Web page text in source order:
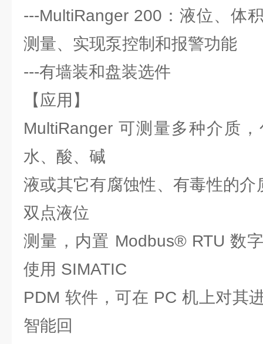
---MultiRanger 200：液位、体
测量、实现泵控制和报警功能
---有墙装和盘装选件
【应用】
MultiRanger 可测量多种介质
水、酸、碱
液或其它有腐蚀性、有毒性的
双点液位
测量，内置 Modbus® RTU 数
使用 SIMATIC
PDM 软件，可在 PC 机上对其
智能回